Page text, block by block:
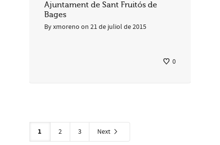
Ajuntament de Sant Fruitós de
Bages
Byxmoreno on 21 de juliol de 2015
0
1 2 3 Next